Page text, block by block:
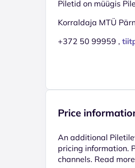
Piletid on müügis
Korraldaja MTÜ
+372 50 99959 ,
Price
An additional
pricing information.
channels. Read